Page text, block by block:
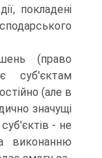
покладені
(право
суб'єктам
(але в
значущі
- не
виконанню